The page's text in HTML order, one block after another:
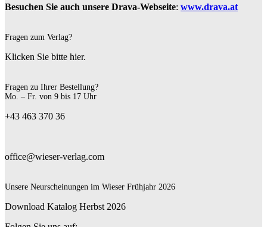
Besuchen Sie auch unsere Drava-Webseite: www.drava.at
Fragen zum Verlag?
Klicken Sie bitte hier.
Fragen zu Ihrer Bestellung?
Mo. – Fr. von 9 bis 17 Uhr
+43 463 370 36
office@wieser-verlag.com
Unsere Neurscheinungen im Wieser Frühjahr 2026
Download Katalog Herbst 2026